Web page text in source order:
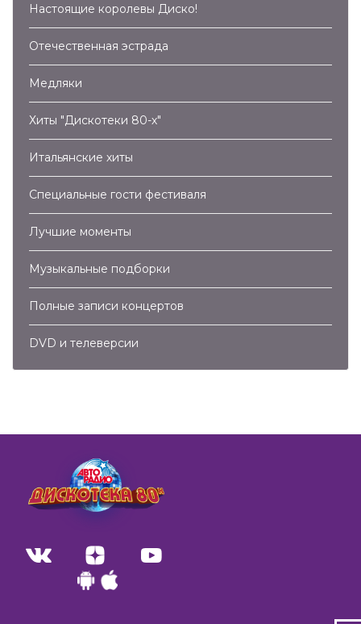
Настоящие королевы Диско!
Отечественная эстрада
Медляки
Хиты "Дискотеки 80-х"
Итальянские хиты
Специальные гости фестиваля
Лучшие моменты
Музыкальные подборки
Полные записи концертов
DVD и телеверсии